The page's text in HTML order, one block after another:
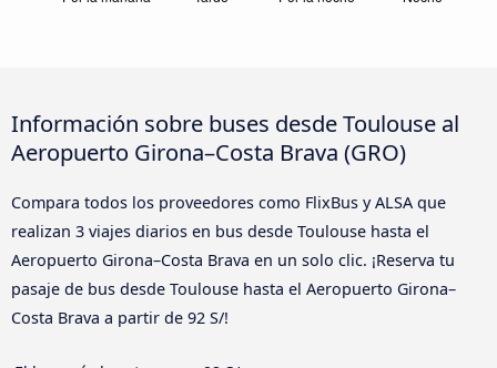
Información sobre buses desde Toulouse al
Aeropuerto Girona–Costa Brava (GRO)
Compara todos los proveedores como FlixBus y ALSA que
realizan 3 viajes diarios en bus desde Toulouse hasta el
Aeropuerto Girona–Costa Brava en un solo clic. ¡Reserva tu
pasaje de bus desde Toulouse hasta el Aeropuerto Girona–
Costa Brava a partir de 92 S/!